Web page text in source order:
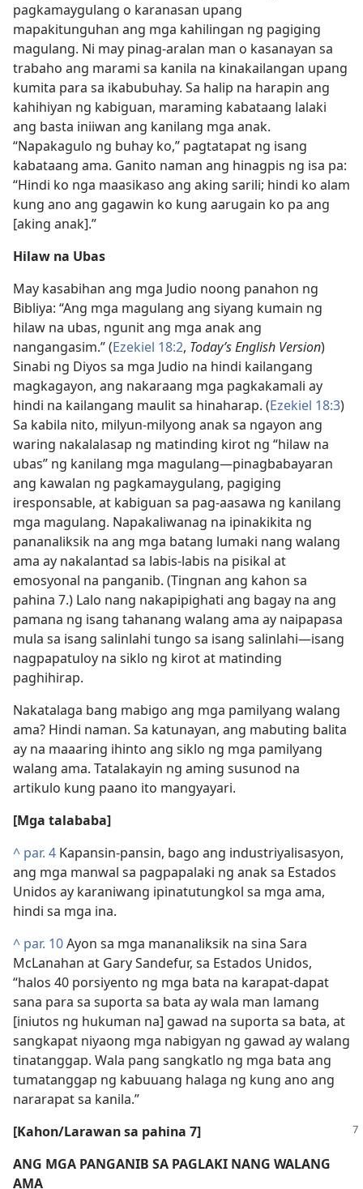
pagkamaygulang o karanasan upang
mapakitunguhan ang mga kahilingan ng pagiging
magulang. Ni may pinag-aralan man o kasanayan sa
trabaho ang marami sa kanila na kinakailangan upang
kumita para sa ikabubuhay. Sa halip na harapin ang
kahihiyan ng kabiguan, maraming kabataang lalaki
ang basta iniiwan ang kanilang mga anak.
“Napakagulo ng buhay ko,” pagtatapat ng isang
kabataang ama. Ganito naman ang hinagpis ng isa pa:
“Hindi ko nga maasikaso ang aking sarili; hindi ko alam
kung ano ang gagawin ko kung aarugain ko pa ang
[aking anak].”
Hilaw na Ubas
May kasabihan ang mga Judio noong panahon ng
Bibliya: “Ang mga magulang ang siyang kumain ng
hilaw na ubas, ngunit ang mga anak ang
nangangasim.” (Ezekiel 18:2, Today’s English Version)
Sinabi ng Diyos sa mga Judio na hindi kailangang
magkagayon, ang nakaraang mga pagkakamali ay
hindi na kailangang maulit sa hinaharap. (Ezekiel 18:3)
Sa kabila nito, milyun-milyong anak sa ngayon ang
waring nakalalasap ng matinding kirot ng “hilaw na
ubas” ng kanilang mga magulang​—pinagbabayaran
ang kawalan ng pagkamaygulang, pagiging
iresponsable, at kabiguan sa pag-aasawa ng kanilang
mga magulang. Napakaliwanag na ipinakikita ng
pananaliksik na ang mga batang lumaki nang walang
ama ay nakalantad sa labis-labis na pisikal at
emosyonal na panganib. (Tingnan ang kahon sa
pahina 7.) Lalo nang nakapipighati ang bagay na ang
pamana ng isang tahanang walang ama ay naipapasa
mula sa isang salinlahi tungo sa isang salinlahi​—isang
nagpapatuloy na siklo ng kirot at matinding
paghihirap.
Nakatalaga bang mabigo ang mga pamilyang walang
ama? Hindi naman. Sa katunayan, ang mabuting balita
ay na maaaring ihinto ang siklo ng mga pamilyang
walang ama. Tatalakayin ng aming susunod na
artikulo kung paano ito mangyayari.
[Mga talababa]
^ par. 4 Kapansin-pansin, bago ang industriyalisasyon,
ang mga manwal sa pagpapalaki ng anak sa Estados
Unidos ay karaniwang ipinatutungkol sa mga ama,
hindi sa mga ina.
^ par. 10Ayon sa mga mananaliksik na sina Sara
McLanahan at Gary Sandefur, sa Estados Unidos,
“halos 40 porsiyento ng mga bata na karapat-dapat
sana para sa suporta sa bata ay wala man lamang
[iniutos ng hukuman na] gawad na suporta sa bata, at
sangkapat niyaong mga nabigyan ng gawad ay walang
tinatanggap. Wala pang sangkatlo ng mga bata ang
tumatanggap ng kabuuang halaga ng kung ano ang
nararapat sa kanila.”
[Kahon/Larawan sa pahina 7]
ANG MGA PANGANIB SA PAGLAKI NANG WALANG
AMA